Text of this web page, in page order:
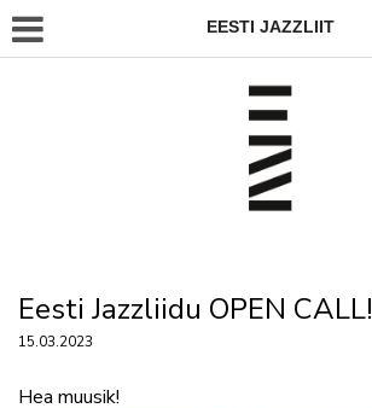
EESTI JAZZLIIT
Eesti Jazzliidu OPEN CALL!
15.03.2023
Hea muusik!